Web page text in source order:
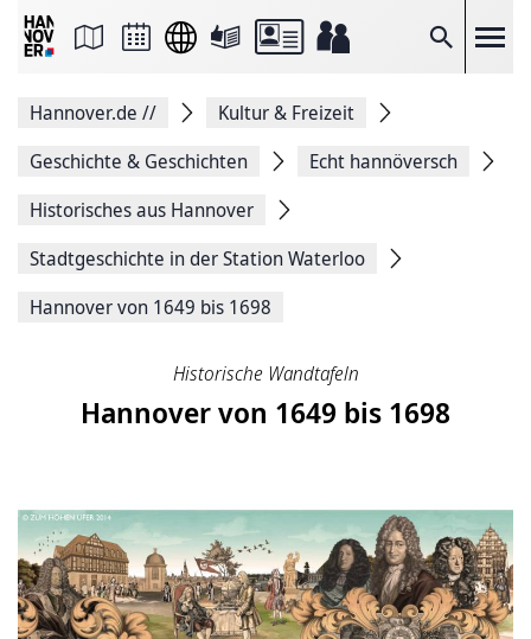
Suche
Seite
Facebook
teilen
Seitenlink
Seite
Hannover.de //
Kultur & Freizeit
Geschichte & Geschichten
Echt hannöversch
Historisches aus Hannover
Stadtgeschichte in der Station Waterloo
Hannover von 1649 bis 1698
Historische Wandtafeln
Hannover von 1649 bis 1698